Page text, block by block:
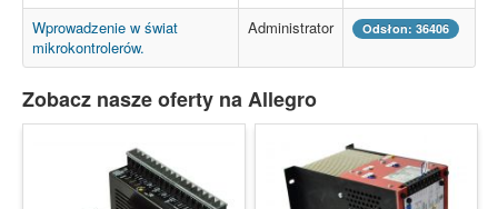
Wprowadzenie w świat
mikrokontrolerów.
Administrator Odsłon: 36406
Zobacz nasze oferty na Allegro